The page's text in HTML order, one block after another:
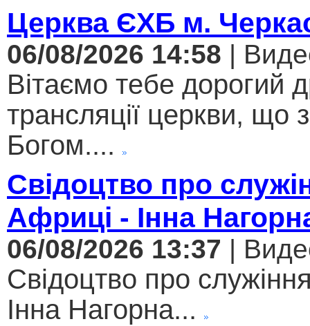
Церква ЄХБ м.
06/08/2026 14:58 |
Вітаємо тебе дорогий
трансляції церкви, що
Богом....
Свідоцтво про
Африці - Інна
06/08/2026 13:37 |
Свідоцтво про
Інна Нагорна...